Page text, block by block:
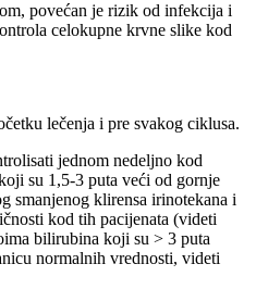
povećan je rizik od infekcija i
celokupne krvne slike kod
lečenja i pre svakog ciklusa.
jednom nedeljno kod
su 1,5-3 puta veći od gornje
smanjenog klirensa irinotekana i
kod tih pacijenata (videti
bilirubina koji su > 3 puta
normalnih vrednosti, videti